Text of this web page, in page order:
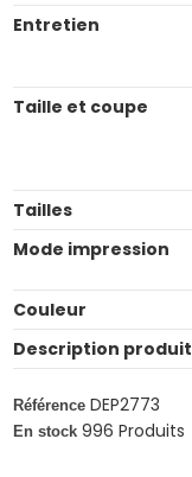
Entretien
Taille et coupe
Tailles
Mode impression
Couleur
Description produit
Référence DEP2773
En stock 996 Produits